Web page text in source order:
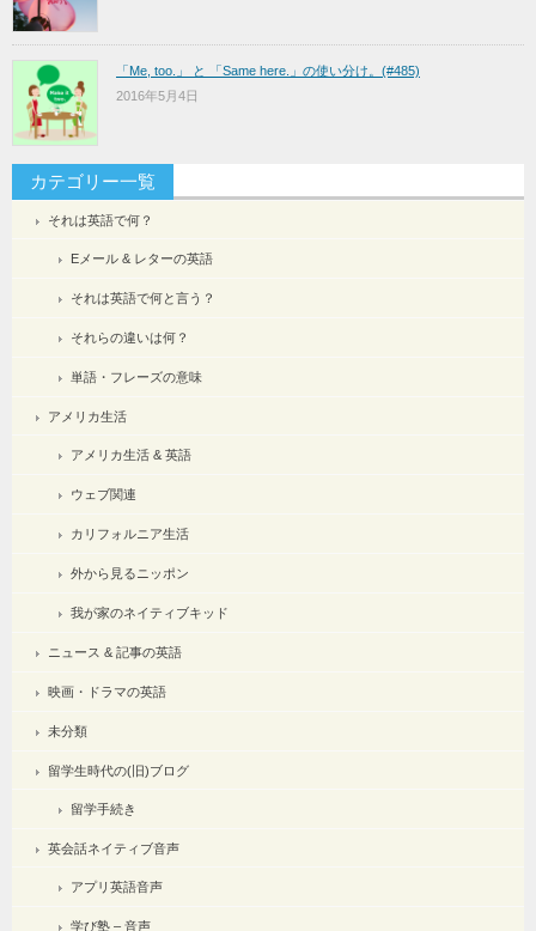
「Me, too.」 と 「Same here.」の使い分け。(#485)
2016年5月4日
カテゴリー一覧
それは英語で何？
Eメール & レターの英語
それは英語で何と言う？
それらの違いは何？
単語・フレーズの意味
アメリカ生活
アメリカ生活 & 英語
ウェブ関連
カリフォルニア生活
外から見るニッポン
我が家のネイティブキッド
ニュース & 記事の英語
映画・ドラマの英語
未分類
留学生時代の(旧)ブログ
留学手続き
英会話ネイティブ音声
アプリ英語音声
学び塾 – 音声